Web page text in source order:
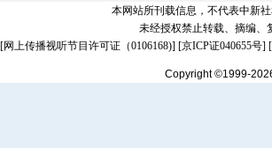
本网站所刊载信息，不代表中新
未经授权禁止转载、摘编、
[网上传播视听节目许可证（0106168)] [京ICP证040655号]
Copyright ©1999-